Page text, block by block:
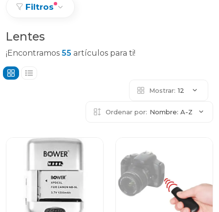
Filtros
Lentes
¡Encontramos 55 artículos para ti!
Mostrar: 12
Ordenar por: Nombre: A-Z